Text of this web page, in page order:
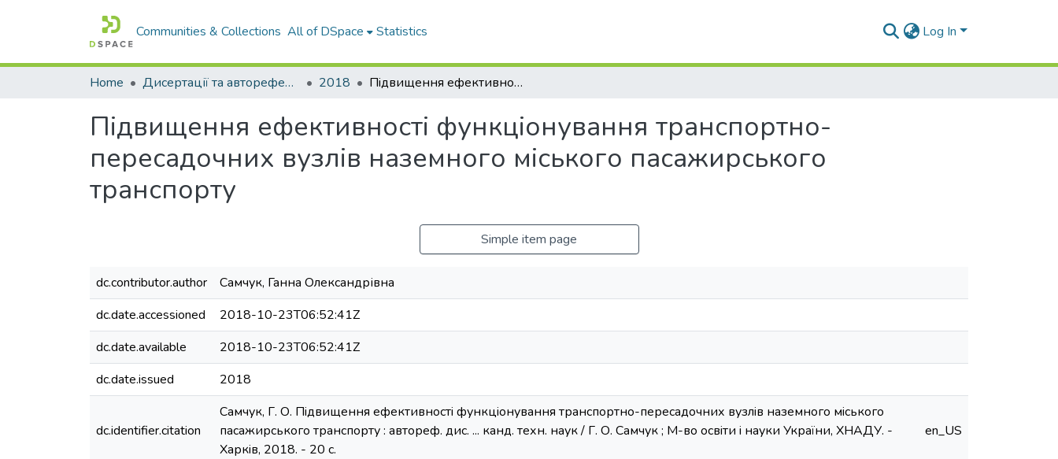
Communities & Collections All of DSpace Statistics Log In
Home Дисертації та автореферати дисертацій 2018 Пiдвищення ефективностi функцiонування транспортно-пересадочних вузлiв наземного мiського пасажирського транспорту
Пiдвищення ефективностi функцiонування транспортно-
пересадочних вузлiв наземного мiського пасажирського
транспорту
Simple item page
dc.contributor.author
Самчук, Ганна Олександрівна
dc.date.accessioned
2018-10-23T06:52:41Z
dc.date.available
2018-10-23T06:52:41Z
dc.date.issued
2018
dc.identifier.citation
Самчук, Г. О. Пiдвищення ефективностi функцiонування транспортно-пересадочних вузлiв наземного мiського
пасажирського транспорту : автореф. дис. ... канд. техн. наук / Г. О. Самчук ; М-во освiти i науки України, ХНАДУ. -
Харкiв, 2018. - 20 с.
en_US